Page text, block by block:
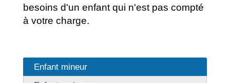
besoins d'un enfant qui n'est pas compté
à votre charge.
Enfant mineur